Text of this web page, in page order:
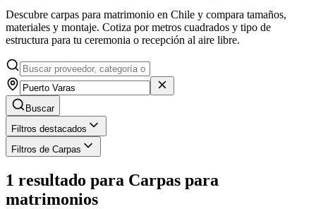
Descubre carpas para matrimonio en Chile y compara tamaños,
materiales y montaje. Cotiza por metros cuadrados y tipo de
estructura para tu ceremonia o recepción al aire libre.
Buscar
Filtros destacados
Filtros de Carpas
1 resultado para Carpas para
matrimonios